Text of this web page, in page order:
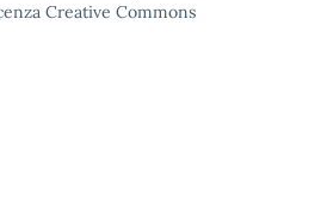
Creative Commons